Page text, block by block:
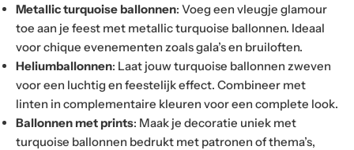
Metallic turquoise ballonnen: Voeg een vleugje glamour
toe aan je feest met metallic turquoise ballonnen. Ideaal
voor chique evenementen zoals gala’s en bruiloften.
Heliumballonnen: Laat jouw turquoise ballonnen zweven
voor een luchtig en feestelijk effect. Combineer met
linten in complementaire kleuren voor een complete look.
Ballonnen met prints: Maak je decoratie uniek met
turquoise ballonnen bedrukt met patronen of thema’s,